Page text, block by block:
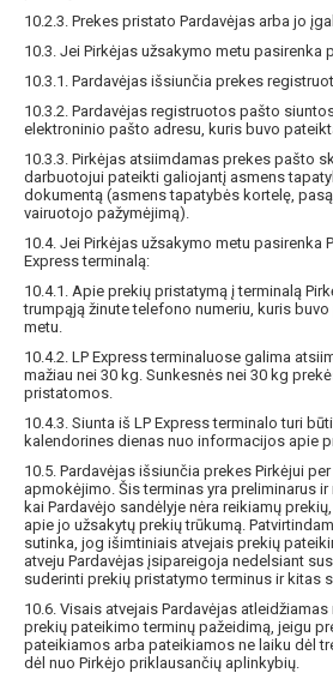
10.2.3. Prekes pristato Pardavėjas arba jo
10.3. Jei Pirkėjas užsakymo metu pasirenka
10.3.1. Pardavėjas išsiunčia prekes
10.3.2. Pardavėjas registruotos pašto
elektroninio pašto adresu, kuris buvo
10.3.3. Pirkėjas atsiimdamas prekes pašto
darbuotojui pateikti galiojantį asmens
dokumentą (asmens tapatybės kortelę,
vairuotojo pažymėjimą).
10.4. Jei Pirkėjas užsakymo metu pasirenka
Express terminalą:
10.4.1. Apie prekių pristatymą į terminalą
trumpąją žinute telefono numeriu, kuris
metu.
10.4.2. LP Express terminaluose galima
mažiau nei 30 kg. Sunkesnės nei 30 kg
pristatomos.
10.4.3. Siunta iš LP Express terminalo turi
kalendorines dienas nuo informacijos apie
10.5. Pardavėjas išsiunčia prekes Pirkėjui
apmokėjimo. Šis terminas yra preliminarus
kai Pardavėjo sandėlyje nėra reikiamų
apie jo užsakytų prekių trūkumą.
sutinka, jog išimtiniais atvejais prekių
atveju Pardavėjas įsipareigoja nedelsiant
suderinti prekių pristatymo terminus ir kitas
10.6. Visais atvejais Pardavėjas
prekių pateikimo terminų pažeidimą, jeigu
pateikiamos arba pateikiamos ne laiku dėl
dėl nuo Pirkėjo priklausančių aplinkybių.
Gauti pasiūlymus ir nuolaidas
Sužinoti, kaip mes apsaugome ir tvarkome Jūsų
perskaitę mūsų privatumo politikos sąlygas.